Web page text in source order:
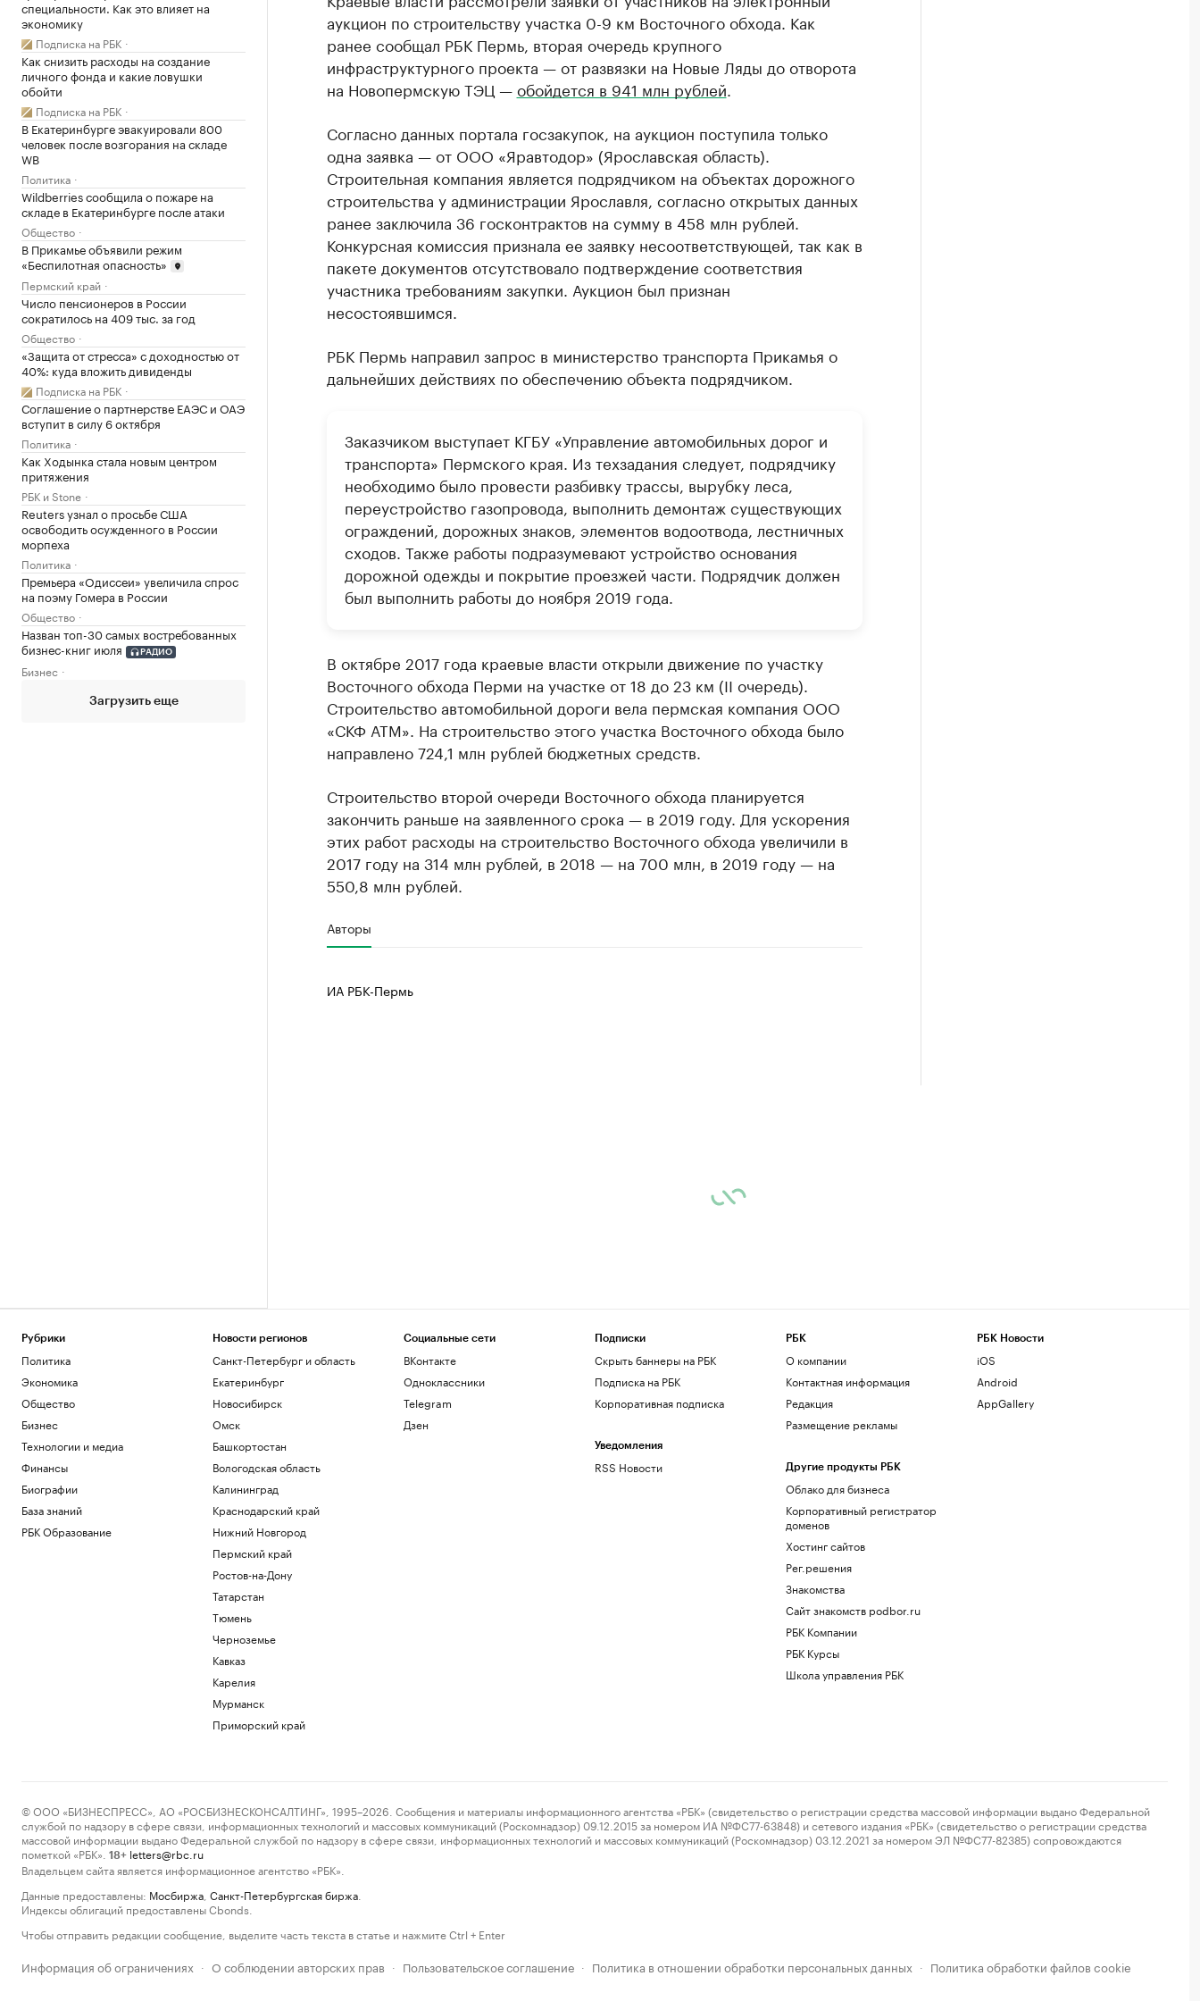
специальности. Как это влияет на
экономику
Подписка на РБК
Как снизить расходы на создание
личного фонда и какие ловушки
обойти
Подписка на РБК
В Екатеринбурге эвакуировали 800
человек после возгорания на складе
WB
Политика
Wildberries сообщила о пожаре на
складе в Екатеринбурге после атаки
Общество
В Прикамье объявили режим
«Беспилотная опасность»
Пермский край
Число пенсионеров в России
сократилось на 409 тыс. за год
Общество
«Защита от стресса» с доходностью от
40%: куда вложить дивиденды
Подписка на РБК
Соглашение о партнерстве ЕАЭС и ОАЭ
вступит в силу 6 октября
Политика
Как Ходынка стала новым центром
притяжения
РБК и Stone
Reuters узнал о просьбе США
освободить осужденного в России
морпеха
Политика
Премьера «Одиссеи» увеличила спрос
на поэму Гомера в России
Общество
Назван топ-30 самых востребованных
бизнес-книг июля
РАДИО
Бизнес
Загрузить еще
аукцион по строительству участка 0-9 км Восточного обхода. Как
ранее сообщал РБК Пермь, вторая очередь крупного
инфраструктурного проекта — от развязки на Новые Ляды до отворота
на Новопермскую ТЭЦ —обойдется в 941 млн рублей
Согласно данных портала госзакупок, на аукцион поступила только
одна заявка — от ООО «Яравтодор» (Ярославская область).
Строительная компания является подрядчиком на объектах дорожного
строительства у администрации Ярославля, согласно открытых данных
ранее заключила 36 госконтрактов на сумму в 458 млн рублей.
Конкурсная комиссия признала ее заявку несоответствующей, так как в
пакете документов отсутствовало подтверждение соответствия
участника требованиям закупки. Аукцион был признан
несостоявшимся.
РБК Пермь направил запрос в министерство транспорта Прикамья о
дальнейших действиях по обеспечению объекта подрядчиком.
Заказчиком выступает КГБУ «Управление автомобильных дорог и
транспорта» Пермского края. Из техзадания следует, подрядчику
необходимо было провести разбивку трассы, вырубку леса,
переустройство газопровода, выполнить демонтаж существующих
ограждений, дорожных знаков, элементов водоотвода, лестничных
сходов. Также работы подразумевают устройство основания
дорожной одежды и покрытие проезжей части. Подрядчик должен
был выполнить работы до ноября 2019 года.
В октябре 2017 года краевые власти открыли движение по участку
Восточного обхода Перми на участке от 18 до 23 км (II очередь).
Строительство автомобильной дороги вела пермская компания ООО
«СКФ АТМ». На строительство этого участка Восточного обхода было
направлено 724,1 млн рублей бюджетных средств.
Строительство второй очереди Восточного обхода планируется
закончить раньше на заявленного срока — в 2019 году. Для ускорения
этих работ расходы на строительство Восточного обхода увеличили в
2017 году на 314 млн рублей, в 2018 — на 700 млн, в 2019 году — на
550,8 млн рублей.
Авторы
ИА РБК-Пермь
Рубрики
Политика
Экономика
Общество
Бизнес
Технологии и медиа
Финансы
Биографии
База знаний
РБК Образование
Новости регионов
Санкт-Петербург и область
Екатеринбург
Новосибирск
Омск
Башкортостан
Вологодская область
Калининград
Краснодарский край
Нижний Новгород
Пермский край
Ростов-на-Дону
Татарстан
Тюмень
Черноземье
Кавказ
Карелия
Мурманск
Приморский край
Социальные сети
ВКонтакте
Одноклассники
Telegram
Дзен
Подписки
Скрыть баннеры на РБК
Подписка на РБК
Корпоративная подписка
Уведомления
RSS Новости
РБК
О компании
Контактная информация
Редакция
Размещение рекламы
Другие продукты РБК
Облако для бизнеса
Корпоративный регистратор
доменов
Хостинг сайтов
Рег.решения
Знакомства
Сайт знакомств podbor.ru
РБК Компании
РБК Курсы
Школа управления РБК
РБК Новости
iOS
Android
AppGallery
© ООО «БИЗНЕСПРЕСС», АО «РОСБИЗНЕСКОНСАЛТИНГ», 1995–2026. Сообщения и материалы информационного агентства «РБК» (свидетельство о регистрации средства массовой информации выдано Федеральной
службой по надзору в сфере связи, информационных технологий и массовых коммуникаций (Роскомнадзор) 09.12.2015 за номером ИА №ФС77-63848) и сетевого издания «РБК» (свидетельство о регистрации средства
массовой информации выдано Федеральной службой по надзору в сфере связи, информационных технологий и массовых коммуникаций (Роскомнадзор) 03.12.2021 за номером ЭЛ №ФС77-82385) сопровождаются
пометкой «РБК».
18+ letters@rbc.ru
Владельцем сайта является информационное агентство «РБК».
Данные предоставлены: Мосбиржа Санкт-Петербургская биржа
Индексы облигаций предоставлены Cbonds.
Чтобы отправить редакции сообщение, выделите часть текста в статье и нажмите Ctrl + Enter
Информация об ограничениях · О соблюдении авторских прав · Пользовательское соглашение · Политика в отношении обработки персональных данных · Политика обработки файлов cookie